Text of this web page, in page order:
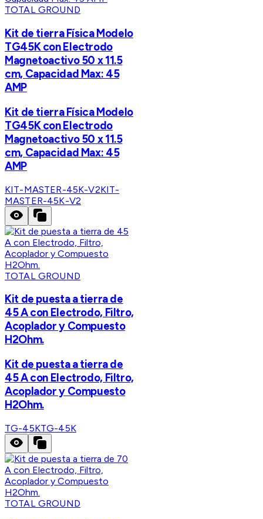
TOTAL GROUND
Kit de tierra Física Modelo
TG45K con Electrodo
Magnetoactivo 50 x 11.5
cm, Capacidad Max: 45
AMP
Kit de tierra Física Modelo
TG45K con Electrodo
Magnetoactivo 50 x 11.5
cm, Capacidad Max: 45
AMP
KIT-MASTER-45K-V2KIT-
MASTER-45K-V2
TOTAL GROUND
Kit de puesta a tierra de
45 A con Electrodo, Filtro,
Acoplador y Compuesto
H2Ohm.
Kit de puesta a tierra de
45 A con Electrodo, Filtro,
Acoplador y Compuesto
H2Ohm.
TG-45KTG-45K
TOTAL GROUND